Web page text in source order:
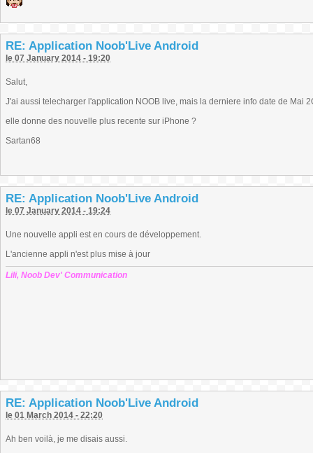
RE: Application Noob'Live Android
le 07 January 2014 - 19:20
Salut,
J'ai aussi telecharger l'application NOOB live, mais la derniere info date de Mai
elle donne des nouvelle plus recente sur iPhone ?
Sartan68
RE: Application Noob'Live Android
le 07 January 2014 - 19:24
Une nouvelle appli est en cours de développement.
L'ancienne appli n'est plus mise à jour
Lili, Noob Dev' Communication
RE: Application Noob'Live Android
le 01 March 2014 - 22:20
Ah ben voilà, je me disais aussi.